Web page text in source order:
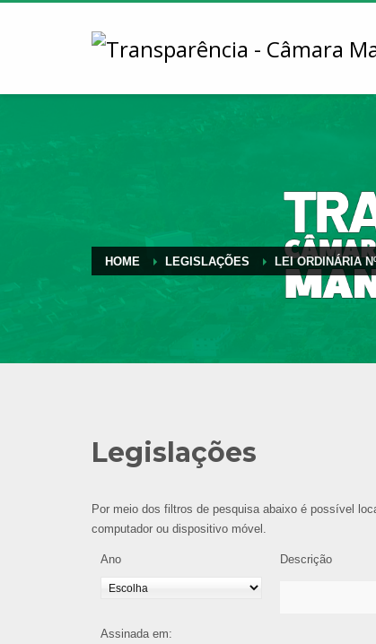
HOME LEGISLAÇÕES LEI ORDINÁRIA
Legislações
Por meio dos filtros de pesquisa abaixo é possível
computador ou dispositivo móvel.
Ano Descrição
Assinada em: